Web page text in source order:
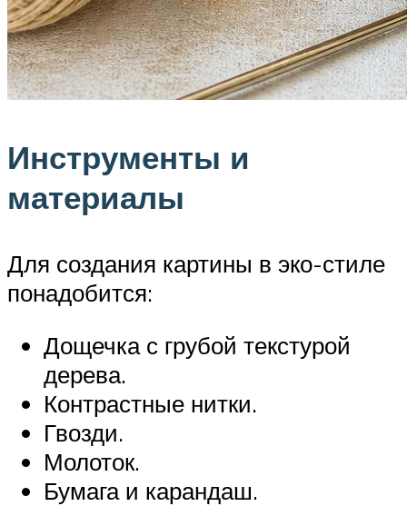
Инструменты и
материалы
Для создания картины в эко-стиле
понадобится:
Дощечка с грубой текстурой
дерева.
Контрастные нитки.
Гвозди.
Молоток.
Бумага и карандаш.